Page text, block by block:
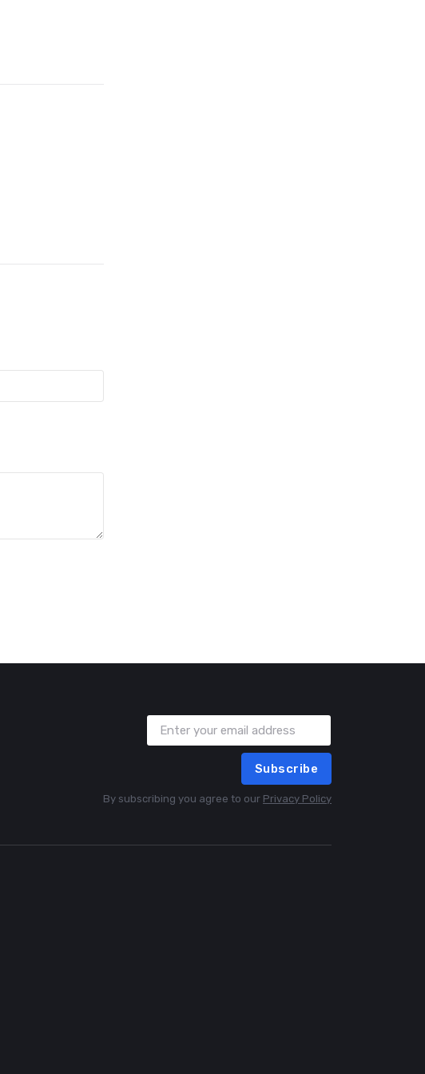
Subscribe
By subscribing you agree to our Privacy Policy